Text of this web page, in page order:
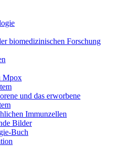
biomedizinischen Forschung
Mpox
und das erworbene
Immunzellen
Bilder
Buch